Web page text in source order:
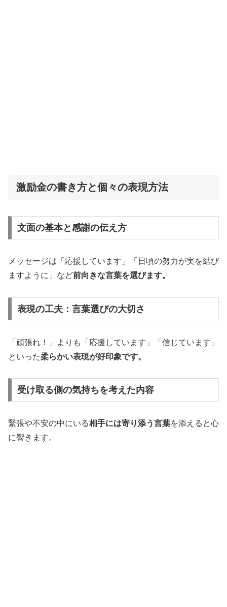
激励金の書き方と個々の表現方法
文面の基本と感謝の伝え方
メッセージは「応援しています」「日頃の努力が実を結び
ますように」など前向きな言葉を選びます。
表現の工夫：言葉選びの大切さ
「頑張れ！」よりも「応援しています」「信じています」
といった柔らかい表現が好印象です。
受け取る側の気持ちを考えた内容
緊張や不安の中にいる相手には寄り添う言葉を添えると心
に響きます。